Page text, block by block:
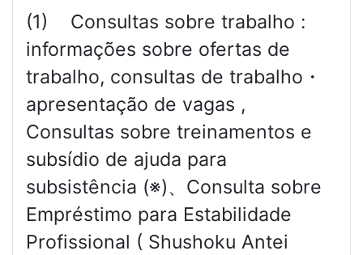
(1) Consultas sobre trabalho :
informações sobre ofertas de
trabalho, consultas de trabalho・
apresentação de vagas ,
Consultas sobre treinamentos e
subsídio de ajuda para
subsistência (※)、Consulta sobre
Empréstimo para Estabilidade
Profissional ( Shushoku Antei